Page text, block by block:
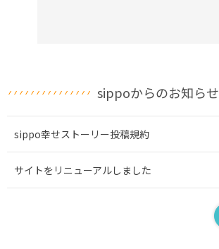
sippoからのお知らせ
sippo幸せストーリー投稿規約
サイトをリニューアルしました